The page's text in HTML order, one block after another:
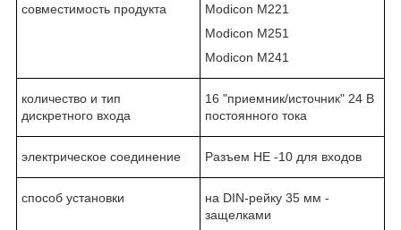
совместимость продукта
Modicon M221
Modicon M251
Modicon M241
количество и тип
дискретного входа
16 "приемник/источник" 24 В
постоянного тока
электрическое соединение Разъем HE -10 для входов
способ установки
на DIN-рейку 35 мм -
защелками